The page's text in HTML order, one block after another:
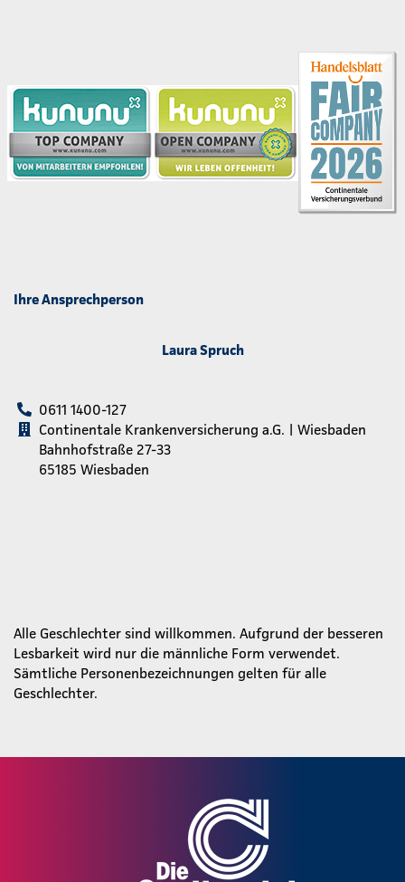
Ihre Ansprechperson
Laura Spruch
0611 1400-127
Continentale Krankenversicherung a.G. | Wiesbaden
Bahnhofstraße 27-33
65185 Wiesbaden
Alle Geschlechter sind willkommen. Aufgrund der besseren
Lesbarkeit wird nur die männliche Form verwendet.
Sämtliche Personenbezeichnungen gelten für alle
Geschlechter.